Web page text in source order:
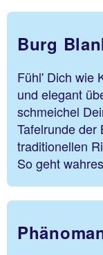
Burg
Fühl' Dich wie
und elegant
schmeichel
Tafelrunde der
traditionellen
So geht